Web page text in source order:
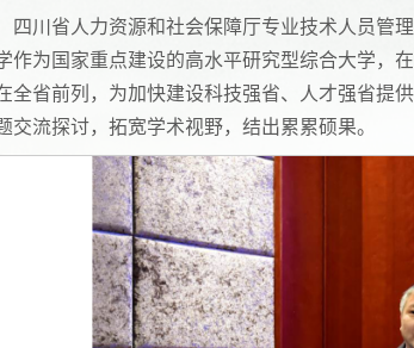
四川省人力资源和社会保障厅专业技术人员管
作为国家重点建设的高水平研究型综合大学，
全省前列，为加快建设科技强省、人才强省提
交流探讨，拓宽学术视野，结出累累硕果。